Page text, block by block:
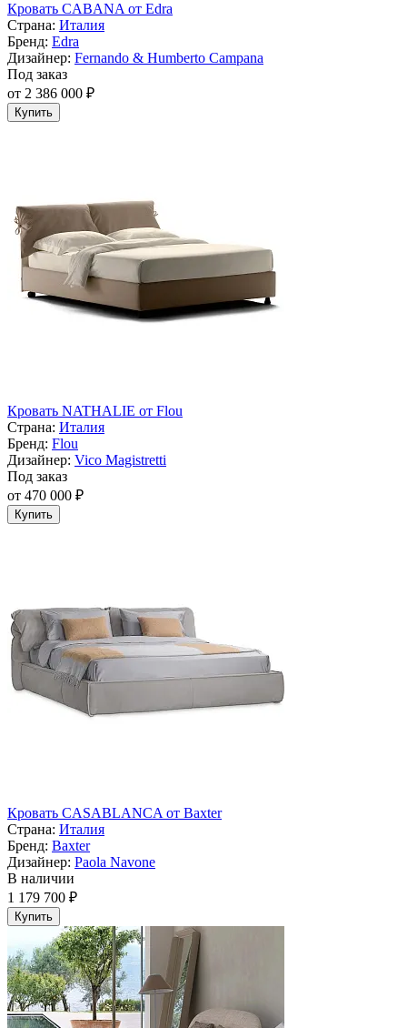
Кровать CABANA от Edra
Страна: Италия
Бренд: Edra
Дизайнер: Fernando & Humberto Campana
Под заказ
от 2 386 000 ₽
Купить
Кровать NATHALIE от Flou
Страна: Италия
Бренд: Flou
Дизайнер: Vico Magistretti
Под заказ
от 470 000 ₽
Купить
Кровать CASABLANCA от Baxter
Страна: Италия
Бренд: Baxter
Дизайнер: Paola Navone
В наличии
1 179 700 ₽
Купить